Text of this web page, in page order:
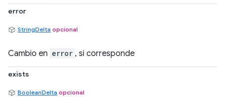
error
StringDelta opcional
Cambio en error , si corresponde
exists
BooleanDelta opcional